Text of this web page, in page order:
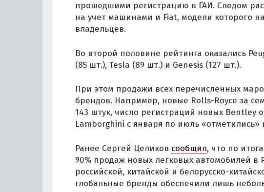
прошедшими регистрацию в ГАИ. Следом
на учет машинами и Fiat, модели которого
владельцев.
Во второй половине рейтинга оказались
(85 шт.), Tesla (89 шт.) и Genesis (127 шт.).
При этом продажи всех перечисленных
брендов. Например, новые Rolls-Royce за
143 штук, число регистраций новых Bentley
Lamborghini с января по июль «отметились»
Ранее Сергей Целиков сообщил, что по
90% продаж новых легковых автомобилей
российской, китайской и белорусско-
глобальные бренды обеспечили лишь